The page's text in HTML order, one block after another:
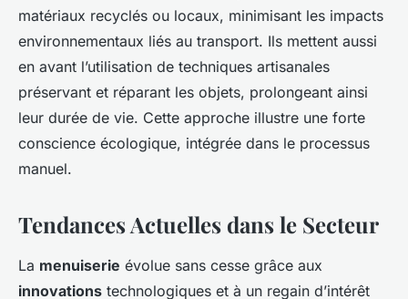
matériaux recyclés ou locaux, minimisant les impacts
environnementaux liés au transport. Ils mettent aussi
en avant l’utilisation de techniques artisanales
préservant et réparant les objets, prolongeant ainsi
leur durée de vie. Cette approche illustre une forte
conscience écologique, intégrée dans le processus
manuel.
Tendances Actuelles dans le Secteur
La menuiserie évolue sans cesse grâce aux
innovations technologiques et à un regain d’intérêt